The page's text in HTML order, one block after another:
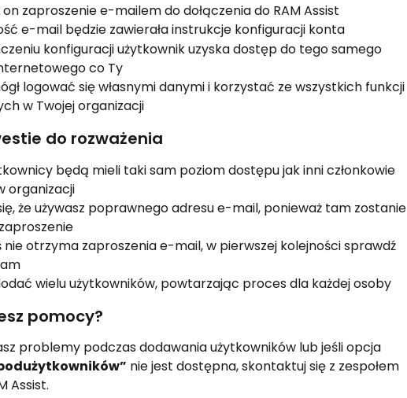
zaproszenie e-mailem do dołączenia do RAM Assist
e-mail będzie zawierała instrukcje konfiguracji konta
konfiguracji użytkownik uzyska dostęp do tego samego
co Ty
logować się własnymi danymi i korzystać ze wszystkich funkcji
w Twojej organizacji
do rozważenia
będą mieli taki sam poziom dostępu jak inni członkowie
organizacji
że używasz poprawnego adresu e-mail, ponieważ tam zostanie
nie otrzyma zaproszenia e-mail, w pierwszej kolejności sprawdź
wielu użytkowników, powtarzając proces dla każdej osoby
pomocy?
problemy podczas dodawania użytkowników lub jeśli opcja
nie jest dostępna, skontaktuj się z zespołem
Assist.